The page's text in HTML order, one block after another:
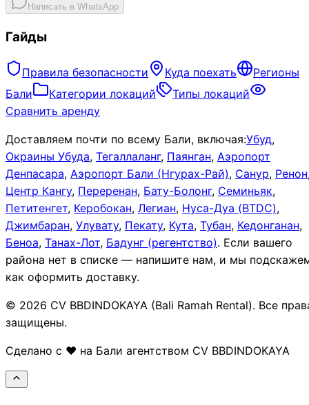
Написать в WhatsApp
Гайды
Правила безопасности Куда поехать
Регионы
Бали
Категории локаций
Типы локаций
Сравнить аренду
Доставляем почти по всему Бали, включая:Убуд,
Окраины Убуда, Тегаллаланг, Паянган, Аэропорт
Денпасара, Аэропорт Бали (Нгурах-Рай), Санур, Ренон
Центр Кангу, Переренан, Бату-Болонг, Семиньяк,
Петитенгет, Керобокан, Легиан, Нуса-Дуа (BTDC),
Джимбаран, Улувату, Пекату, Кута, Тубан, Кедонганан,
Беноа, Танах-Лот, Бадунг (регентство). Если вашего
района нет в списке — напишите нам, и мы
как оформить доставку.
© 2026 CV BBDINDOKAYA (Bali Ramah Rental). Все
защищены.
Сделано с ❤️ на Бали агентством CV BBDINDOKAYA